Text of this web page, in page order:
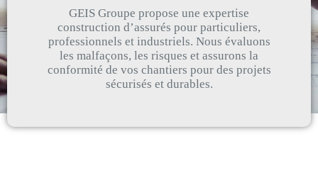
GEIS Groupe propose une expertise
construction d’assurés pour particuliers,
professionnels et industriels. Nous évaluons
les malfaçons, les risques et assurons la
conformité de vos chantiers pour des projets
sécurisés et durables.